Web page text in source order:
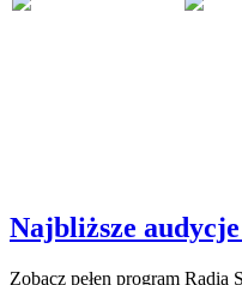
Najbliższe
Zobacz pełen program Radia